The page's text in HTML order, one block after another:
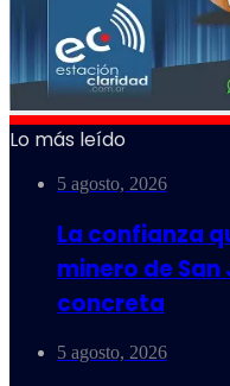
Lo más leído
5 agosto, 2026
La confianza
minero de
concreta
5 agosto, 2026